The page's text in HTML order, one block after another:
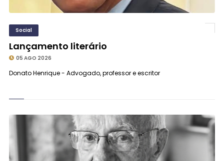
Social
Lançamento literário
05 AGO 2026
Donato Henrique - Advogado, professor e escritor